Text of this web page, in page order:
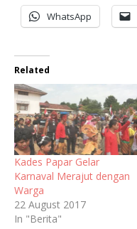
WhatsApp
Related
Kades Papar Gelar
Karnaval Merajut dengan
Warga
22 August 2017
In "Berita"